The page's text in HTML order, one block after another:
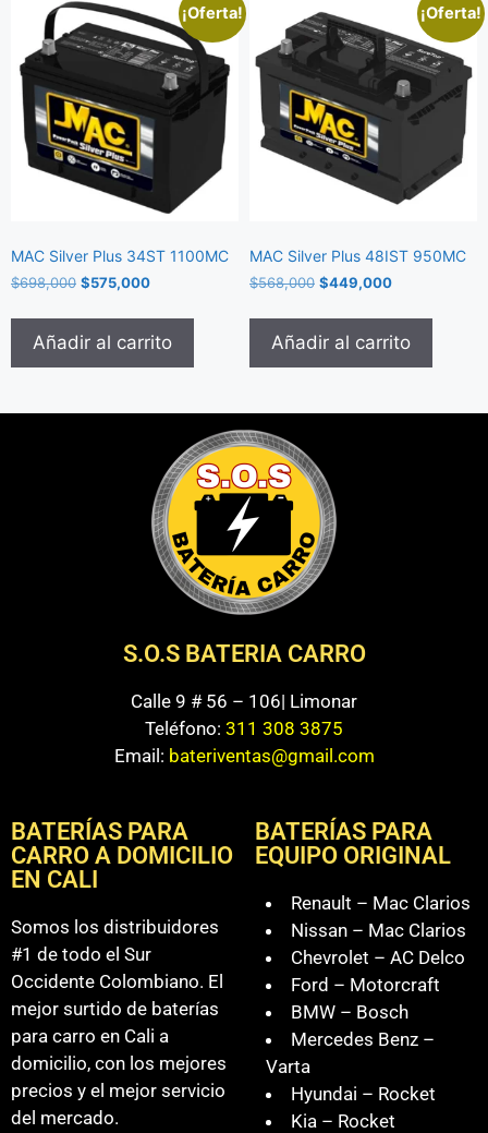
¡Oferta!
MAC Silver Plus 34ST 1100MC
$698,000 $575,000
Añadir al carrito
¡Oferta!
MAC Silver Plus 48IST 950MC
$568,000 $449,000
Añadir al carrito
S.O.S BATERIA CARRO
Calle 9 # 56 – 106| Limonar
Teléfono: 311 308 3875
Email: bateriventas@gmail.com
BATERÍAS PARA
CARRO A DOMICILIO
EN CALI
Somos los distribuidores
#1 de todo el Sur
Occidente Colombiano. El
mejor surtido de baterías
para carro en Cali a
domicilio, con los mejores
precios y el mejor servicio
del mercado.
BATERÍAS PARA
EQUIPO ORIGINAL
Renault – Mac Clarios
Nissan – Mac Clarios
Chevrolet – AC Delco
Ford – Motorcraft
BMW – Bosch
Mercedes Benz –
Varta
Hyundai – Rocket
Kia – Rocket